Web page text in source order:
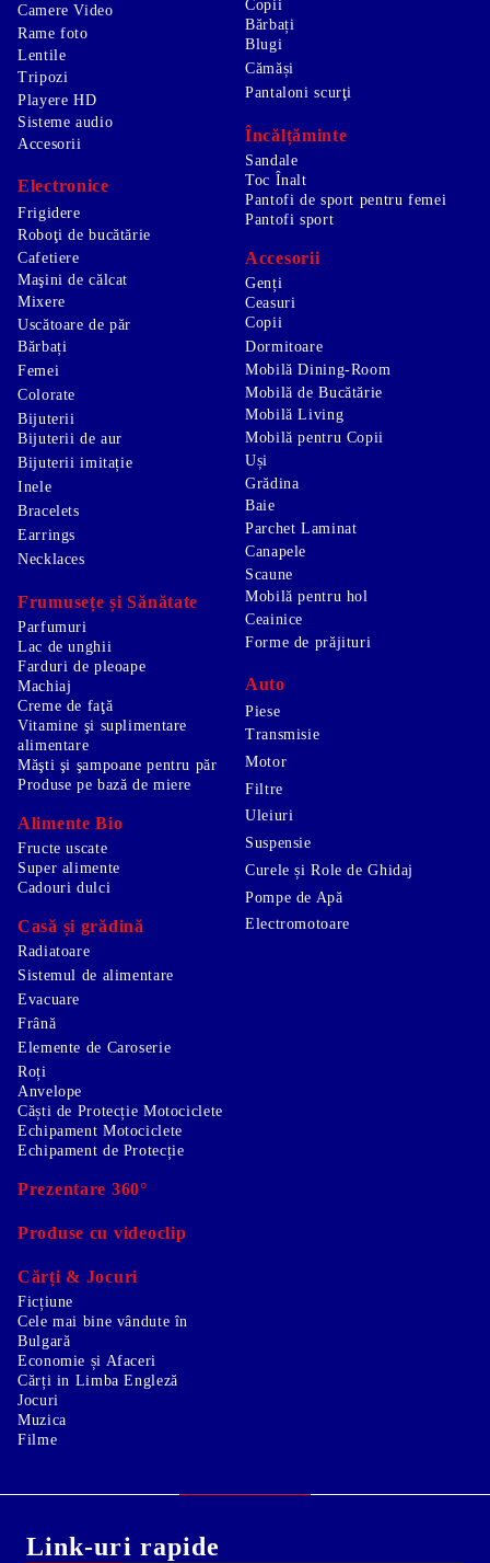
Camere Video
Rame foto
Lentile
Tripozi
Playere HD
Sisteme audio
Accesorii
Electronice
Frigidere
Roboţi de bucătărie
Cafetiere
Maşini de călcat
Mixere
Uscătoare de păr
Copii
Bărbați
Blugi
Cămăși
Pantaloni scurţi
Încălțăminte
Sandale
Toc Înalt
Pantofi de sport pentru femei
Pantofi sport
Accesorii
Genți
Ceasuri
Copii
Bărbați
Femei
Colorate
Bijuterii
Bijuterii de aur
Bijuterii imitație
Inele
Bracelets
Earrings
Necklaces
Frumusețe și Sănătate
Parfumuri
Lac de unghii
Farduri de pleoape
Machiaj
Creme de faţă
Vitamine şi suplimentare
alimentare
Măşti şi şampoane pentru păr
Produse pe bază de miere
Alimente Bio
Fructe uscate
Super alimente
Cadouri dulci
Casă și grădină
Dormitoare
Mobilă Dining-Room
Mobilă de Bucătărie
Mobilă Living
Mobilă pentru Copii
Uși
Grădina
Baie
Parchet Laminat
Canapele
Scaune
Mobilă pentru hol
Ceainice
Forme de prăjituri
Auto
Piese
Transmisie
Motor
Filtre
Uleiuri
Suspensie
Curele și Role de Ghidaj
Pompe de Apă
Electromotoare
Radiatoare
Sistemul de alimentare
Evacuare
Frână
Elemente de Caroserie
Roți
Anvelope
Căști de Protecție Motociclete
Echipament Motociclete
Echipament de Protecție
Prezentare 360°
Produse cu videoclip
Cărți & Jocuri
Ficțiune
Cele mai bine vândute în
Bulgară
Economie și Afaceri
Cărți in Limba Engleză
Jocuri
Muzica
Filme
Link-uri rapide